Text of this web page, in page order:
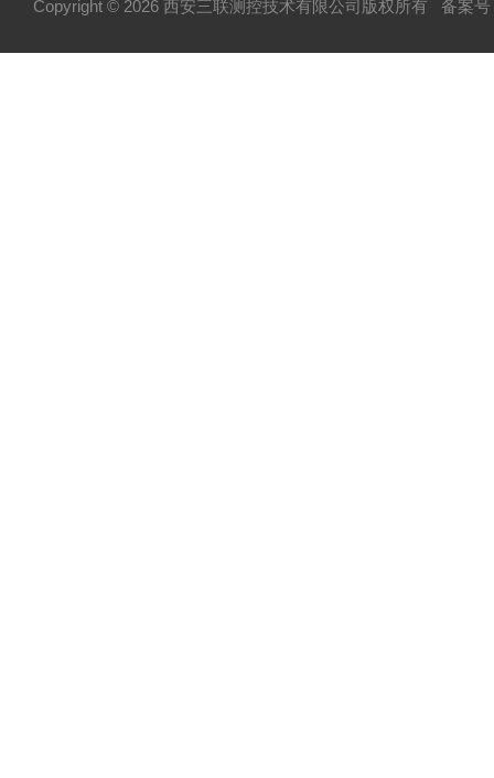
Copyright © 2026 西安三联测控技术有限公司版权所有 备案号